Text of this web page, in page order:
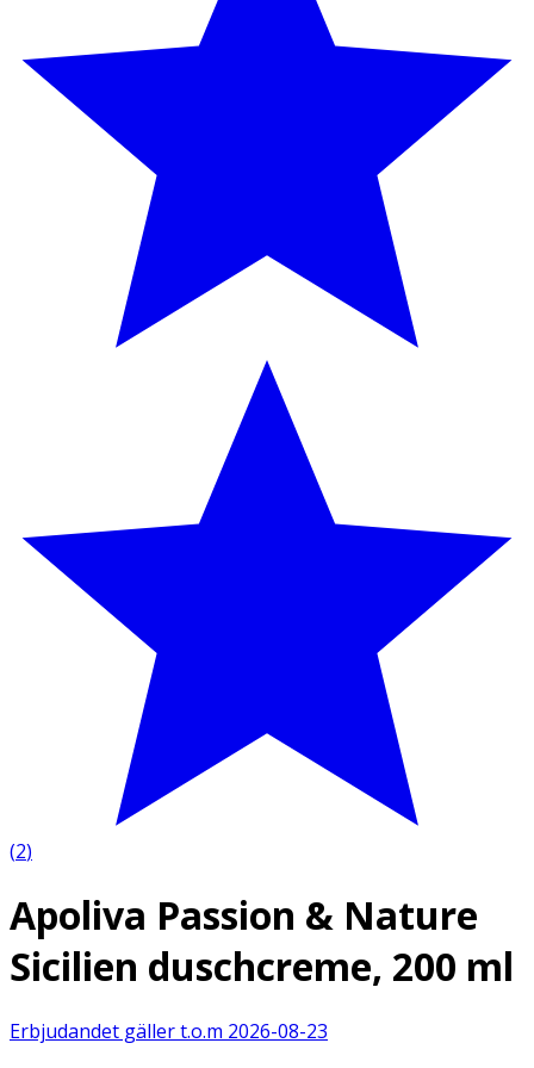
(2)
Apoliva Passion & Nature
Sicilien duschcreme, 200 ml
Erbjudandet gäller t.o.m 2026-08-23